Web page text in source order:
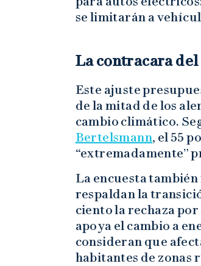
se limitarán a
La contracara
Este ajuste
de la mitad de los
cambio climático.
Bertelsmann, el 55
“extremadamente”
La encuesta
respaldan la
ciento la rechaza
apoya el cambio a
consideran que
habitantes de zonas